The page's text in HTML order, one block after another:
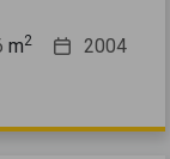
m2 2004